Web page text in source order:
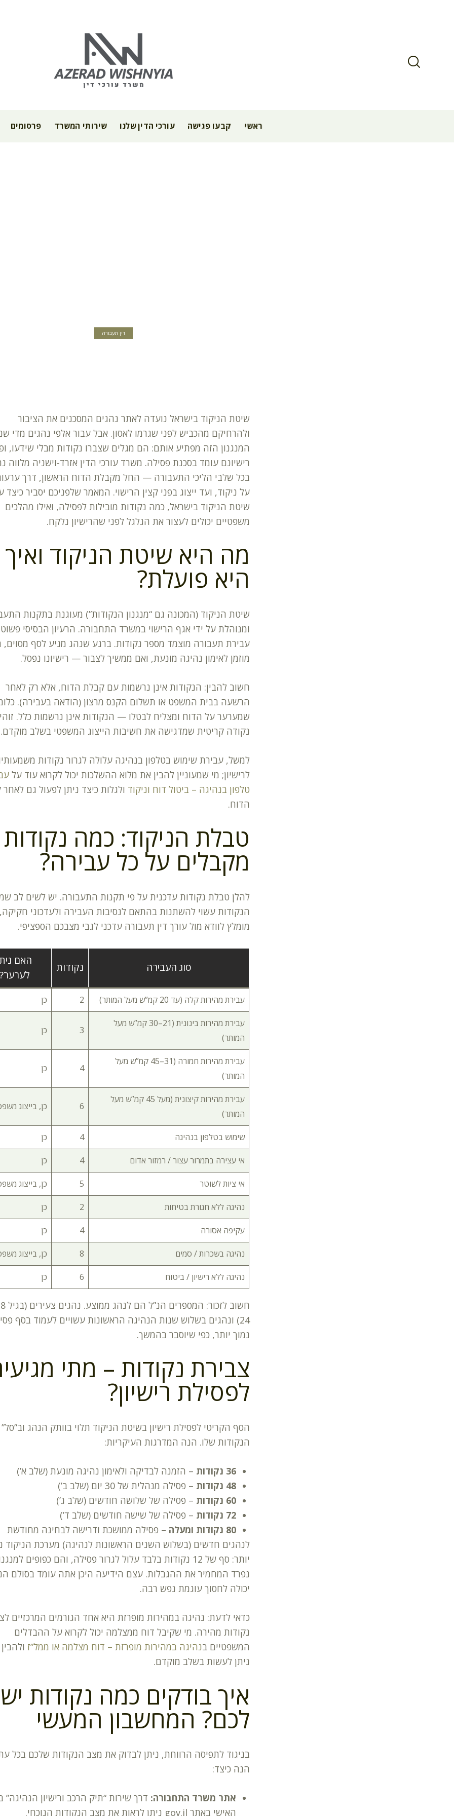
ראשי קבעו פגישה עורכי הדין שלנו שירותי המשרד פרסומים
דין תעבורה
שיטת הניקוד בישראל נועדה לאתר נהגים המסכנים את הציבור
ולהרחיקם מהכביש לפני שגרמו לאסון. אבל עבור אלפי נהגים מדי
המנגנון הזה מפתיע אותם: הם מגלים שצברו נקודות מבלי שידעו,
רישיונם עומד בסכנת פסילה. משרד עורכי הדין אזרד-וישניה מלווה
בכל שלבי הליכי התעבורה — החל מקבלת הדוח הראשון, דרך
על ניקוד, ועד ייצוג בפני קצין הרישוי. המאמר שלפניכם יסביר כיצד
שיטת הניקוד בישראל, כמה נקודות מובילות לפסילה, ואילו מהלכים
משפטיים יכולים לעצור את הגלגל לפני שהרישיון נלקח.
מה היא שיטת הניקוד ואיך
היא פועלת?
שיטת הניקוד (המכונה גם “מנגנון הנקודות”) מעוגנת בתקנות
ומנוהלת על ידי אגף הרישוי במשרד התחבורה. הרעיון הבסיסי
עבירת תעבורה מוצמד מספר נקודות. ברגע שנהג מגיע לסף מסוים,
מוזמן לאימון נהיגה מונעת, ואם ממשיך לצבור — רישיונו נפסל.
חשוב להבין: הנקודות אינן נרשמות עם קבלת הדוח, אלא רק לאחר
הרשעה בבית המשפט או תשלום הקנס מרצון (הודאה בעבירה).
שמערער על הדוח ומצליח לבטלו — הנקודות אינן נרשמות כלל. זוהי
נקודה קריטית שמדגישה את חשיבות הייצוג המשפטי בשלב מוקדם.
למשל, עבירת שימוש בטלפון בנהיגה עלולה לגרור נקודות
לרישיון; מי שמעוניין להבין את מלוא ההשלכות יכול לקרוא עוד על
טלפון בנהיגה – ביטול דוח וניקוד ולגלות כיצד ניתן לפעול גם
הדוח.
טבלת הניקוד: כמה נקודות
מקבלים על כל עבירה?
להלן טבלת נקודות עדכנית על פי תקנות התעבורה. יש לשים לב
הנקודות עשוי להשתנות בהתאם לנסיבות העבירה ולעדכוני חקיקה,
מומלץ לוודא מול עורך דין תעבורה עדכני לגבי מצבכם הספציפי.
סוג העבירה נקודות
האם
לערער?
עבירת מהירות קלה (עד 20 קמ”ש מעל המותר) 2 כן
עבירת מהירות בינונית (21–30 קמ”ש מעל
המותר)
3 כן
עבירת מהירות חמורה (31–45 קמ”ש מעל
המותר)
4 כן
עבירת מהירות קיצונית (מעל 45 קמ”ש מעל
המותר)
6 כן, בייצוג
שימוש בטלפון בנהיגה 4 כן
אי עצירה בתמרור עצור / רמזור אדום 4 כן
אי ציות לשוטר 5 כן, בייצוג
נהיגה ללא חגורת בטיחות 2 כן
עקיפה אסורה 4 כן
נהיגה בשכרות / סמים 8 כן, בייצוג
נהיגה ללא רישיון / ביטוח 6 כן
24) ונהגים בשלוש שנות הנהיגה הראשונות עשויים לעמוד בסף
נמוך יותר, כפי שיוסבר בהמשך.
צבירת נקודות – מתי
לפסילת רישיון?
הסף הקריטי לפסילת רישיון בשיטת הניקוד תלוי בוותק הנהג וב”סל”
הנקודות שלו. הנה המדרגות העיקריות:
36 נקודות
– הזמנה לבדיקה ולאימון נהיגה מונעת (שלב א’)
48 נקודות
– פסילה מנהלית של 30 יום (שלב ב’)
60 נקודות
– פסילה של שלושה חודשים (שלב ג’)
72 נקודות
– פסילה של שישה חודשים (שלב ד’)
80 נקודות ומעלה
– פסילה ממושכת ודרישה לבחינה מחודשת
לנהגים חדשים (בשלוש השנים הראשונות לנהיגה) מערכת הניקוד
יותר: סף של 12 נקודות בלבד עלול לגרור פסילה, והם כפופים
נפרד המחמיר את ההגבלות. עצם הידיעה היכן אתה עומד בסולם
יכולה לחסוך עוגמת נפש רבה.
כדאי לדעת: נהיגה במהירות מופרזת היא אחד הגורמים המרכזיים
נקודות מהירה. מי שקיבל דוח ממצלמה יכול לקרוא על ההבדלים
המשפטיים בנהיגה במהירות מופרזת – דוח מצלמה או ממל”ז
ניתן לעשות בשלב מוקדם.
איך בודקים כמה נקודות יש
לכם? המחשבון המעשי
בניגוד לתפיסה הרווחת, ניתן לבדוק את מצב הנקודות שלכם בכל
הנה כיצד:
אתר משרד התחבורה: דרך שירות “תיק הרכב ורישיון הנהיגה”
האישי באתר gov.il ניתן לראות את מצב הנקודות הנוכחי.